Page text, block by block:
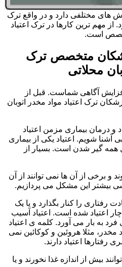
های مختلفی دارد و در واقع ترک
مهم ترین کارها در ترک اعتیاد
است.
متخصص ترک
محلاتی
آگاهی شماست. قبل از
ترک اعتیاد مواد مخدر اتوبان
و درمان بیماری مزمن اعتیاد
آشنا شویم. اعتیاد یکی از بیماری
همه گیر شدن است. بسیار از
و برخی از آن ها نمی توانند از آن
بیشتر این مشکل می پردازیم.
رفتاری را کنار بگذارد و یا یک
اعتیاد شده است. اعتیاد آسیب
به بار می آورد. کلمه ی اعتیاد
مثلا هروئین و کوکائین نمی
رفتارها اعتیاد دارند.
بیش از اندازه غذا نخورند و یا